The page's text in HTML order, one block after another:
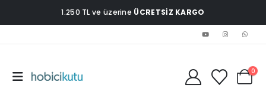
1.250 TL ve üzerine ÜCRETSİZ KARGO
0